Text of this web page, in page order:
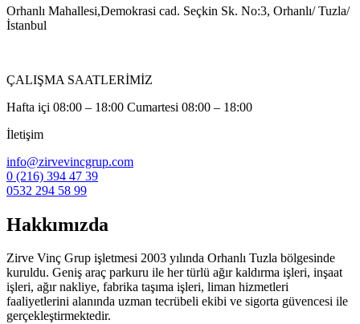
Orhanlı Mahallesi,Demokrasi cad. Seçkin Sk. No:3, Orhanlı/ Tuzla/
İstanbul
ÇALIŞMA SAATLERİMİZ
Hafta içi 08:00 – 18:00 Cumartesi 08:00 – 18:00
İletişim
info@zirvevincgrup.com
0 (216) 394 47 39
0532 294 58 99
Hakkımızda
Zirve Vinç Grup işletmesi 2003 yılında Orhanlı Tuzla bölgesinde
kuruldu. Geniş araç parkuru ile her türlü ağır kaldırma işleri, inşaat
işleri, ağır nakliye, fabrika taşıma işleri, liman hizmetleri
faaliyetlerini alanında uzman tecrübeli ekibi ve sigorta güvencesi ile
gerçekleştirmektedir.